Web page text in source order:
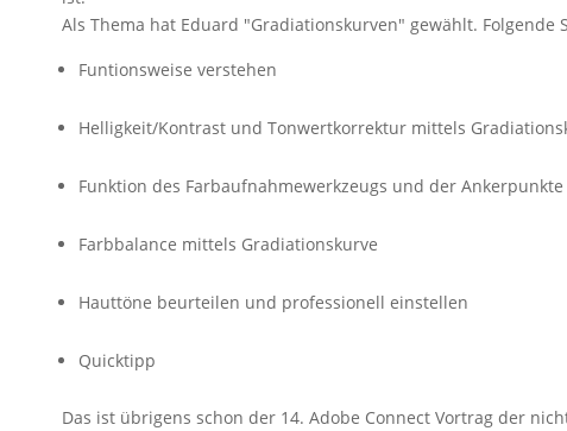
Als Thema hat Eduard "Gradiationskurven" gewählt.
Funtionsweise verstehen
Helligkeit/Kontrast und Tonwertkorrektur mittels
Funktion des Farbaufnahmewerkzeugs und der Ankerpunkte
Farbbalance mittels Gradiationskurve
Hauttöne beurteilen und professionell einstellen
Quicktipp
Das ist übrigens schon der 14. Adobe Connect Vortrag der